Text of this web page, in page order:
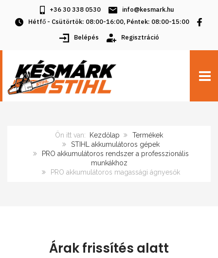
+36 30 338 0530
info@kesmark.hu
Hétfő - Csütörtök: 08:00-16:00, Péntek: 08:00-15:00
Belépés
Regisztráció
Ön itt van: Kezdőlap
Termékek
STIHL akkumulátoros gépek
PRO akkumulátoros rendszer a professzionális
munkákhoz
PRO akkumulátoros magassági ágnyesők
Árak frissítés alatt